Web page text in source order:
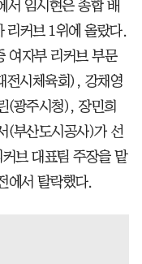
서 임시현은 종합 배
리커브 1위에 올랐다.
여자부 리커브 부문
전시체육회), 강채영
(광주시청), 장민희
(부산도시공사)가 선
브 대표팀 주장을 맡
에서 탈락했다.